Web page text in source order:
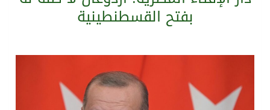
بفتح القسطنطينية